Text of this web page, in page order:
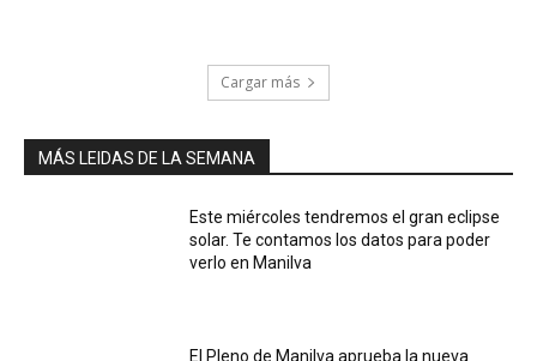
Cargar más
MÁS LEIDAS DE LA SEMANA
Este miércoles tendremos el gran eclipse
solar. Te contamos los datos para poder
verlo en Manilva
El Pleno de Manilva aprueba la nueva